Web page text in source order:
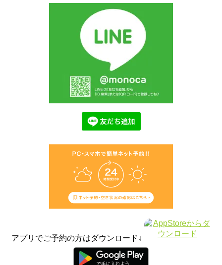
アプリでご予約の方はダウンロード↓